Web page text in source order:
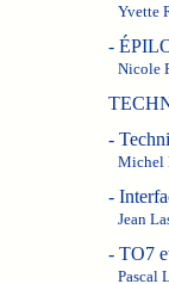
Yvette
-
Nicole
-
Michel
-
Jean
- TO7
Pascal